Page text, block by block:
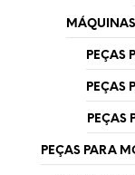
MÁQUINAS
PEÇAS
PEÇAS
PEÇAS
PEÇAS PARA